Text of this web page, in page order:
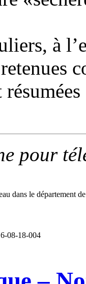
à
pour
dans le département
08-18-004